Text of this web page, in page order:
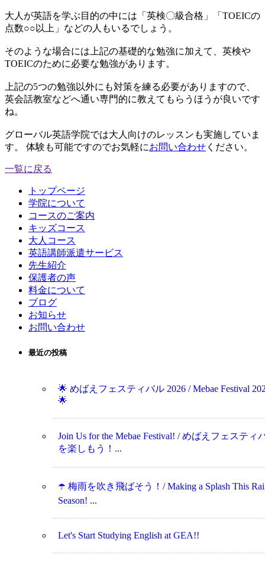
大人が英語を学ぶ目的の中には「英検〇級合格」「TOEICの
点数○○以上」などの人もいるでしょう。
そのような場合には上記の基礎的な勉強に加えて、英検や
TOEICのために必要な勉強があります。
上記の5つの勉強以外にも対策を練る必要がありますので、
英会話教室などへ通い専門的に教えてもらうほうが良いです
ね。
グローバル英語学院では大人向けのレッスンも実施していま
す。 体験も可能ですのでお気軽にお問い合わせ ください。
一覧に戻る
トップページ
学院について
コースのご案内
キッズコース
大人コース
英語講師派遣サービス
先生紹介
保護者の声
料金について
ブログ
お知らせ
お問い合わせ
最近の投稿
🌟 めばえフェスティバル 2026 / Mebae Festival
🌟
Join Us for the Mebae Festival! / めばえフェスティ
を楽しもう！...
☂️ 梅雨を吹き飛ばそう！/ Making a Splash This
Season! ...
Let's Start Studying English at GEA!!